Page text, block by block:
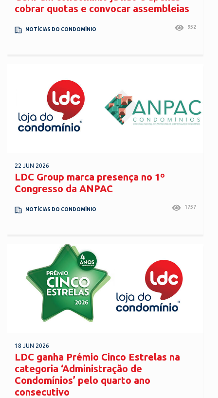
cobrar quotas e convocar assembleias
NOTÍCIAS DO CONDOMÍNIO 952
22 JUN 2026
LDC Group marca presença no 1º
Congresso da ANPAC
NOTÍCIAS DO CONDOMÍNIO 1757
18 JUN 2026
LDC ganha Prémio Cinco Estrelas na
categoria ‘Administração de
Condomínios’ pelo quarto ano
consecutivo